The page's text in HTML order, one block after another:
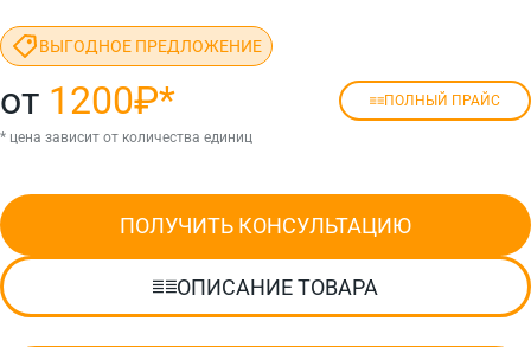
ВЫГОДНОЕ ПРЕДЛОЖЕНИЕ
от 1200₽* ПОЛНЫЙ ПРАЙС
* цена зависит от количества единиц
ПОЛУЧИТЬ КОНСУЛЬТАЦИЮ
ОПИСАНИЕ ТОВАРА